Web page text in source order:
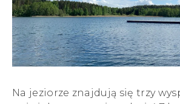
Na jeziorze znajdują się trzy